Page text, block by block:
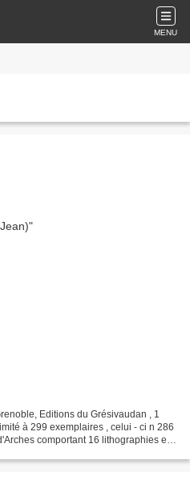
MENU
Editions du Grésivaudan , 1
à 299 exemplaires , celui - ci n 286
comportant 16 lithographies en